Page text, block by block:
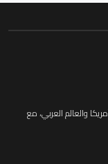
والعالم العربي، مع